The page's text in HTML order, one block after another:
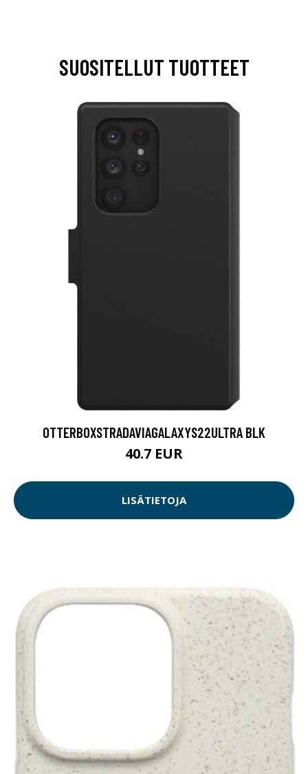
SUOSITELLUT TUOTTEET
OTTERBOXSTRADAVIAGALAXYS22ULTRA BLK
40.7 EUR
LISÄTIETOJA